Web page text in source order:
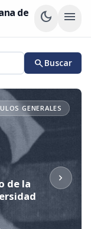
de
dark_mode menu
searchBuscar
GENERALES
de la
chevron_right